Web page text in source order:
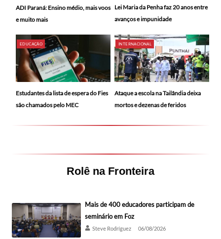
ADI Paraná: Ensino médio, mais voos
e muito mais
Lei Maria da Penha faz 20 anos entre
avanços e impunidade
EDUCAÇÃO
Estudantes da lista de espera do Fies
são chamados pelo MEC
INTERNACIONAL
Ataque a escola na Tailândia deixa
mortos e dezenas de feridos
Rolê na Fronteira
Mais de 400 educadores participam de
seminário em Foz
Steve Rodríguez 06/08/2026